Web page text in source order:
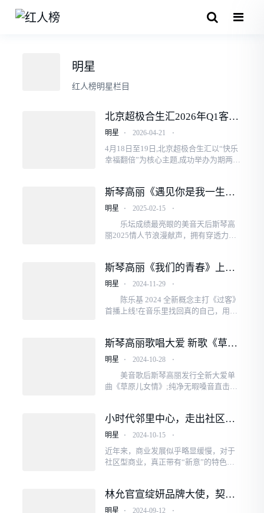
明星
红人榜明星栏目
北京超极合生汇2026年Q1客流
销售双创新高，2周年庆燃动春
明星 ⋅ 2026-04-21 ⋅
4月18日至19日,北京超极合生汇以“快乐
幸福翻倍”为核心主题,成功举办为期两天
费热潮...
斯琴高丽《遇见你是我一生的
缘分》上线 浪漫情歌娓娓道来
明星 ⋅ 2025-02-15 ⋅
乐坛成绩最亮眼的美音天后斯琴高
丽2025情人节浪漫献声，拥有穿透力十
人的自信态度，积...
斯琴高丽《我们的青春》上线
获封青春代言主题歌
明星 ⋅ 2024-11-29 ⋅
陈乐基 2024 全新概念主打《过客》
首播上线!在音乐里找回真的自己，用声
辉填词，一边...
斯琴高丽歌唱大爱 新歌《草原
儿女情》震撼上线
明星 ⋅ 2024-10-28 ⋅
美音歌后斯琴高丽发行全新大爱单
曲《草原儿女情》;纯净无暇嗓音直击内
拥有美音...
小时代邻里中心，走出社区型
商业的破局者
明星 ⋅ 2024-10-15 ⋅
近年来，商业发展似乎略显缓慢，对于
社区型商业，真正带有“新意”的特色购
量改造阶段，从过去餐饮...
林允官宣绽妍品牌大使，契合
度拉满！
明星 ⋅ 2024-09-12 ⋅